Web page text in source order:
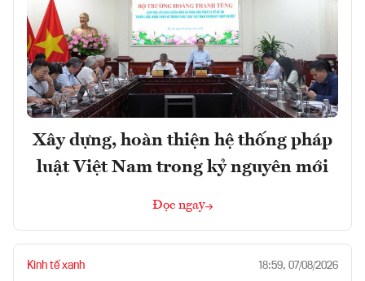
Xây dựng, hoàn thiện hệ thống pháp
luật Việt Nam trong kỷ nguyên mới
Đọc ngay
Kinh tế xanh 18:59, 07/08/2026